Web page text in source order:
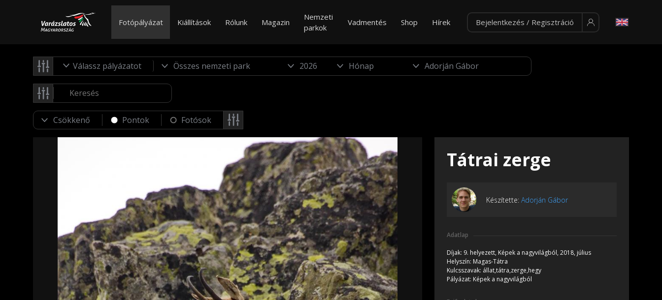
Fotópályázat Kiállítások Rólunk Magazin
Nemzeti
parkok
Vadmentés Shop Hírek Bejelentkezés / Regisztráció
Válassz pályázatot
Pontok Fotósok
Tátrai zerge
Készítette: Adorján Gábor
Adatlap
Díjak: 9. helyezett, Képek a nagyvilágból, 2018, július
Helyszín: Magas-Tátra
Kulcsszavak: állat,tátra,zerge,hegy
Pályázat: Képek a nagyvilágból